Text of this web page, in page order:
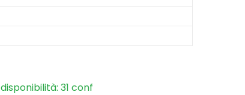
disponibilità: 31 conf